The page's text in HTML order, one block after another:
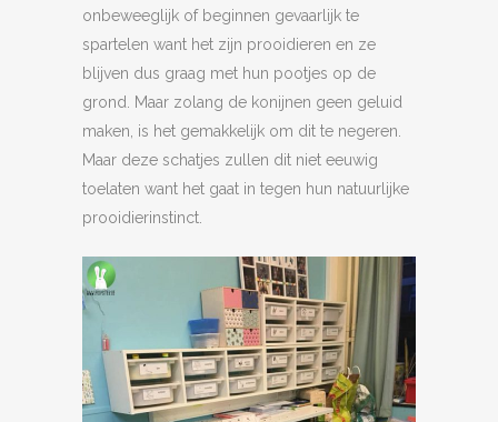
onbeweeglijk of beginnen gevaarlijk te
spartelen want het zijn prooidieren en ze
blijven dus graag met hun pootjes op de
grond. Maar zolang de konijnen geen geluid
maken, is het gemakkelijk om dit te negeren.
Maar deze schatjes zullen dit niet eeuwig
toelaten want het gaat in tegen hun natuurlijke
prooidierinstinct.